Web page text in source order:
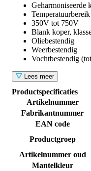
Geharmoniseerde
350V tot 750V
Blank koper,
Oliebestendig
Weerbestendig
Vochtbestendig
Lees meer
Productspecificaties
Artikelnummer
Fabrikantnummer
EAN code
Productgroep
Artikelnummer oud
Mantelkleur